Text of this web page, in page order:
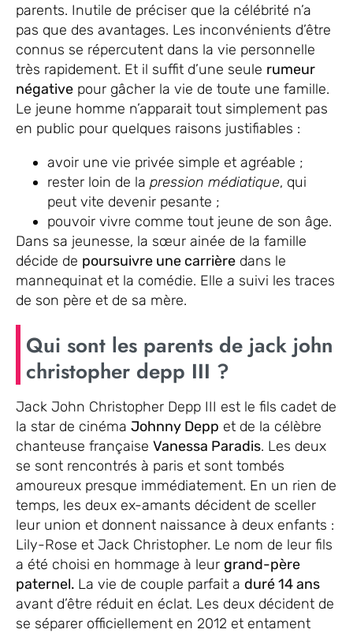
parents. Inutile de préciser que la célébrité n’a
pas que des avantages. Les inconvénients d’être
connus se répercutent dans la vie personnelle
très rapidement. Et il suffit d’une seule rumeur
négative pour gâcher la vie de toute une famille.
Le jeune homme n’apparait tout simplement pas
en public pour quelques raisons justifiables :
avoir une vie privée simple et agréable ;
rester loin de la pression médiatique, qui
peut vite devenir pesante ;
pouvoir vivre comme tout jeune de son âge.
Dans sa jeunesse, la sœur ainée de la famille
décide de poursuivre une carrière dans le
mannequinat et la comédie. Elle a suivi les traces
de son père et de sa mère.
Qui sont les parents de jack john
christopher depp III ?
Jack John Christopher Depp III est le fils cadet de
la star de cinéma Johnny Depp et de la célèbre
chanteuse française Vanessa Paradis. Les deux
se sont rencontrés à paris et sont tombés
amoureux presque immédiatement. En un rien de
temps, les deux ex-amants décident de sceller
leur union et donnent naissance à deux enfants :
Lily-Rose et Jack Christopher. Le nom de leur fils
a été choisi en hommage à leur grand-père
paternel. La vie de couple parfait a duré 14 ans
avant d’être réduit en éclat. Les deux décident de
se séparer officiellement en 2012 et entament